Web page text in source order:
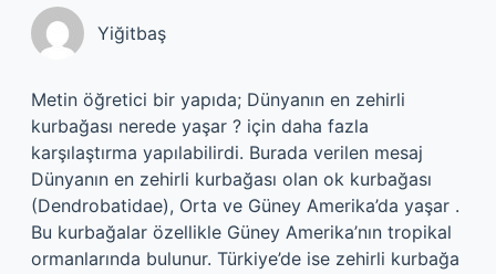
Yiğitbaş
Metin öğretici bir yapıda; Dünyanın en zehirli
kurbağası nerede yaşar ? için daha fazla
karşılaştırma yapılabilirdi. Burada verilen mesaj
Dünyanın en zehirli kurbağası olan ok kurbağası
(Dendrobatidae), Orta ve Güney Amerika’da yaşar .
Bu kurbağalar özellikle Güney Amerika’nın tropikal
ormanlarında bulunur. Türkiye’de ise zehirli kurbağa